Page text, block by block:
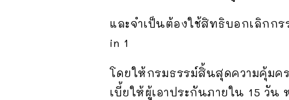
และจำเป็นต้องใช้สิทธิบอกเลิกกร
in 1
โดยให้กรมธรรม์สิ้นสุดความคุ้ม
เบี้ยให้ผู้เอาประกันภายใน 15 วั